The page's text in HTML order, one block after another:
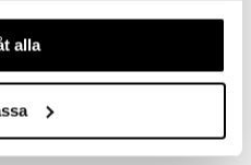
av vår webbplats.
alla
IDA WARG Volume
Shampoo
14,95 €